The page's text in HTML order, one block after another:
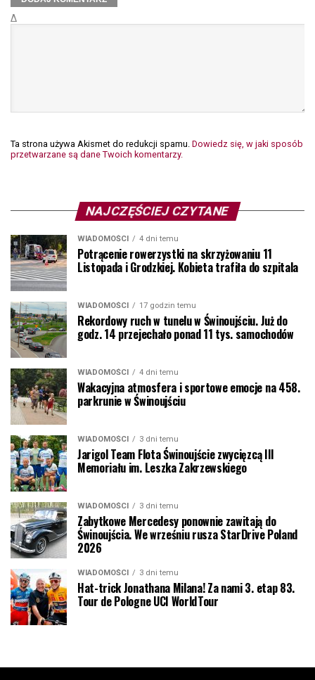
Δ
Ta strona używa Akismet do redukcji spamu. Dowiedz się, w jaki sposób
przetwarzane są dane Twoich komentarzy.
NAJCZĘŚCIEJ CZYTANE
WIADOMOŚCI 4 dni temu
Potrącenie rowerzystki na skrzyżowaniu 11
Listopada i Grodzkiej. Kobieta trafiła do szpitala
WIADOMOŚCI 17 godzin temu
Rekordowy ruch w tunelu w Świnoujściu. Już do
godz. 14 przejechało ponad 11 tys. samochodów
WIADOMOŚCI 4 dni temu
Wakacyjna atmosfera i sportowe emocje na 458.
parkrunie w Świnoujściu
WIADOMOŚCI 3 dni temu
Jarigol Team Flota Świnoujście zwycięzcą III
Memoriału im. Leszka Zakrzewskiego
WIADOMOŚCI 3 dni temu
Zabytkowe Mercedesy ponownie zawitają do
Świnoujścia. We wrześniu rusza StarDrive Poland
2026
WIADOMOŚCI 3 dni temu
Hat-trick Jonathana Milana! Za nami 3. etap 83.
Tour de Pologne UCI WorldTour